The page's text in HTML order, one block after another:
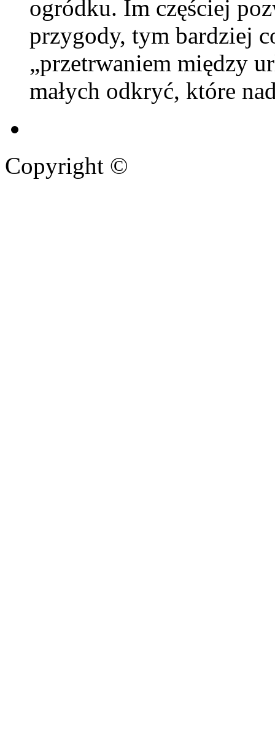
ogródku. Im częściej
przygody, tym bardziej
„przetrwaniem między
małych odkryć, które
Copyright ©